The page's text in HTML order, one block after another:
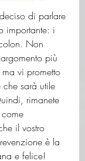
di parlare
importante: i
Non
più
vi prometto
sarà utile
rimanete
il vostro
è la
e felice!